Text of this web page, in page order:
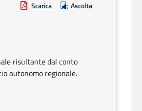
Scarica Ascolta
risultante dal conto
autonomo regionale.